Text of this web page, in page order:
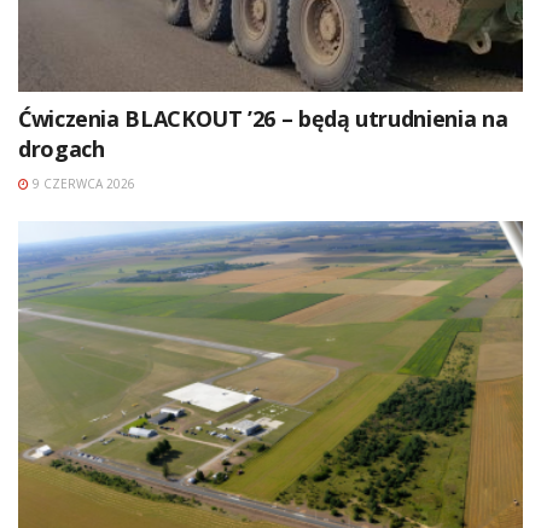
Ćwiczenia BLACKOUT ’26 – będą utrudnienia na
drogach
9 CZERWCA 2026